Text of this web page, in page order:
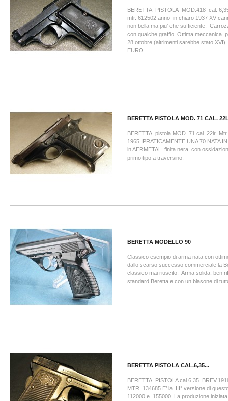
BERETTA PISTOLA MOD.418 cal.
mtr. 612502 anno in chiaro 1937 XV
non bella ma piu’ che sufficiente.
con qualche graffio. Ottima meccanica.
28 ottobre (altrimenti sarebbe stato
EURO...
BERETTA PISTOLA MOD. 71 CAL.
BERETTA pistola MOD. 71 cal. 22lr
1965 .PRATICAMENTE UNA 70 NATA
in AERMETAL finita nera con
primo tipo a traversino.
BERETTA MODELLO 90
Classico esempio di arma nata con
dallo scarso successo commerciale la
classico mai riuscito. Arma solida, ben
standard Beretta e con un blasone di
BERETTA PISTOLA CAL.6,35...
BERETTA PISTOLA cal.6,35
MTR. 134685 E’ la III° versione di
112000 e 155000. La produzione